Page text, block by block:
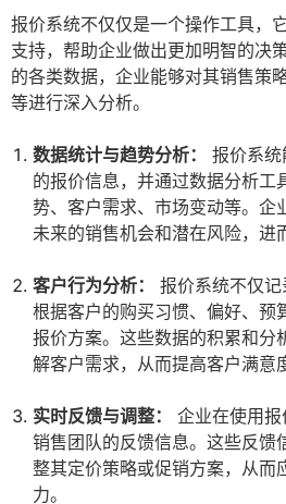
报价系统不仅仅是一个操作工具，
支持，帮助企业做出更加明智的决
的各类数据，企业能够对其销售策
等进行深入分析。
数据统计与趋势分析：
报价系
的报价信息，并通过数据分析工
势、客户需求、市场变动等。企
未来的销售机会和潜在风险，进
客户行为分析：
报价系统不仅
根据客户的购买习惯、偏好、预
报价方案。这些数据的积累和分
解客户需求，从而提高客户满意
实时反馈与调整：
企业在使用
销售团队的反馈信息。这些反馈
整其定价策略或促销方案，从而
力。